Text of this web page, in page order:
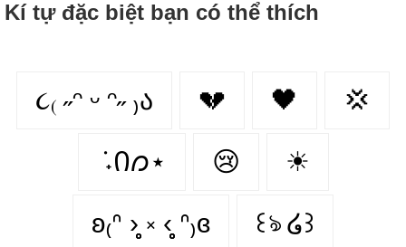
Kí tự đặc biệt bạn có thể thích
૮₍ ˶ᵔ ᵕ ᵔ˶ ₎ა 💔 🖤 💢
݁ ˖Ი𐑼⋆ 😢 ☀
ʚ₍ᐢ ›̥̥̥ ༝ ‹̥̥̥ ᐢ₎ɞ ꒰ঌ ໒꒱